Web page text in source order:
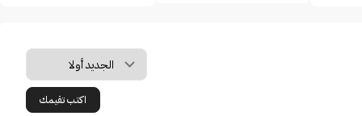
اكتب تقيمك